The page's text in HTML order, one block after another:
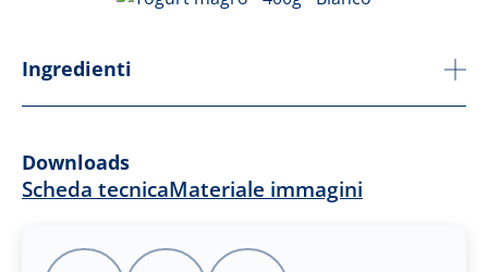
Ingredienti
Downloads
Scheda tecnicaMateriale immagini